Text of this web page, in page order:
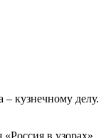
– кузнечному делу.
в узорах»,